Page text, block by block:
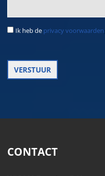
Ik heb de privacy voorwaarden
CONTACT